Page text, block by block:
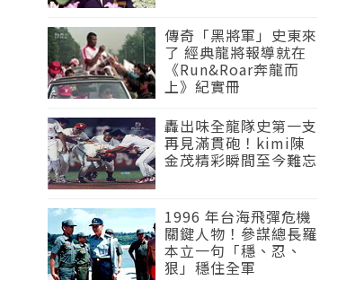
傳奇「黑將軍」史東來
了 經典龍將報導就在
《Run&Roar奔龍而
上》紀實冊
轟出味全龍隊史第一支
再見滿貫砲！kimi陳
金茂精彩瞬間至今難忘
1996 年台海飛彈危機
關鍵人物！參謀總長羅
本立一句「穩、忍、
狠」穩住全軍